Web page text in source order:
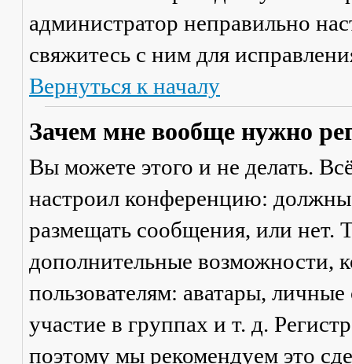
администратор неправильно
свяжитесь с ним для
Вернуться к началу
Зачем мне вообще нужно
Вы можете этого и не делать.
настроил конференцию: должны
размещать сообщения, или нет.
дополнительные возможности,
пользователям: аватары,
участие в группах и т. д.
поэтому мы рекомендуем это